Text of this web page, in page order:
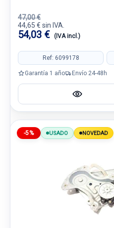
47,00 €
44,65 € sin IVA.
54,03 € (IVA incl.)
Ref: 6099178
Garantía 1 año Envío 24-48h
-5% USADO NOVEDAD